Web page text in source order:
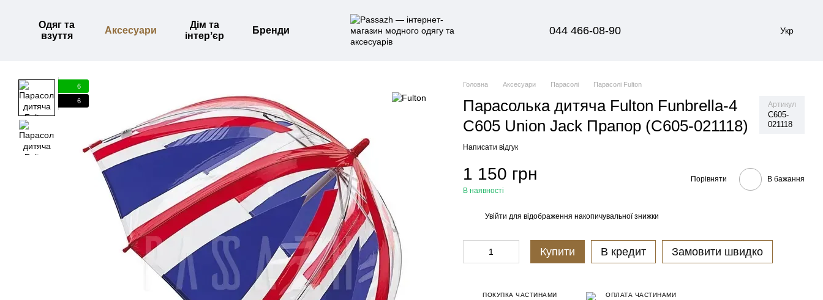
Одяг та
взуття
Аксесуари
Дім та
інтерʼєр
Бренди 044 466-08-90 Укр
6
6
Головна Аксесуари Парасолі Парасолі Fulton
Парасолька дитяча Fulton Funbrella-4
C605 Union Jack Прапор (C605-021118)
Артикул
C605-
021118
Написати відгук
1 150 грн
В наявності
Порівняти В бажання
Увійти для відображення накопичувальної знижки
Купити В кредит Замовити швидко
ПОКУПКА ЧАСТИНАМИ ОПЛАТА ЧАСТИНАМИ